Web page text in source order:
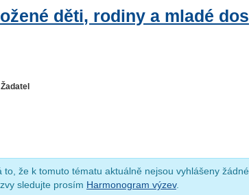
děti, rodiny a mladé
že k tomuto tématu aktuálně nejsou vyhlášeny žádné
sledujte prosím Harmonogram výzev.